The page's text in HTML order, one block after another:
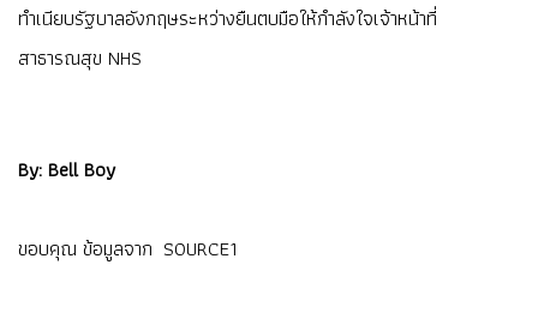
ทำเนียบรัฐบาลอังกฤษระหว่างยืนตบมือให้กำลังใจเจ้าหน้าที่
สาธารณสุข NHS
By: Bell Boy
ขอบคุณ ข้อมูลจาก SOURCE1